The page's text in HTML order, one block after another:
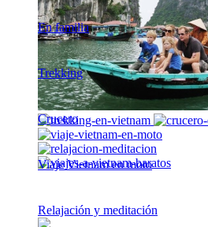
En familia
Trekking
Crucero
Viaje Vietnam en moto
Relajación y meditación